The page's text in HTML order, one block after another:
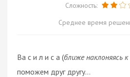
Сложность:
Среднее время
Ва с и л и с а (ближе наклоняясь
поможем друг другу…